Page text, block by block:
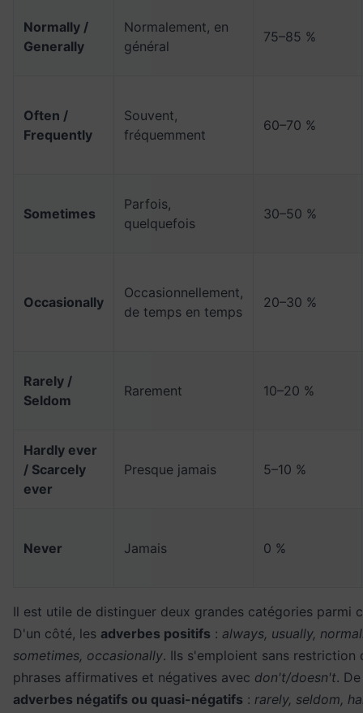
Normally /
Generally
Normalement, en
général
75–85 %
Often /
Frequently
Souvent,
fréquemment
60–70 %
Sometimes
Parfois,
quelquefois
30–50 %
Occasionally
Occasionnellement,
de temps en temps
20–30 %
Rarely /
Seldom
Rarement 10–20 %
Hardly ever
/ Scarcely
ever
Presque jamais 5–10 %
Never Jamais 0 %
Il est utile de distinguer deux grandes catégories parmi
D'un côté, les adverbes positifs : always, usually,
sometimes, occasionally. Ils s'emploient sans restriction
phrases affirmatives et négatives avec don't/doesn't.
adverbes négatifs ou quasi-négatifs : rarely, seldom,